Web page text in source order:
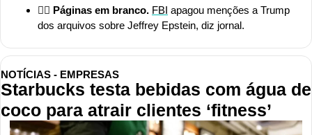
🕵️‍♂️ Páginas em branco. FBI apagou menções a Trump
dos arquivos sobre Jeffrey Epstein, diz jornal.
NOTÍCIAS - EMPRESAS
Starbucks testa bebidas com água de
coco para atrair clientes ‘fitness’